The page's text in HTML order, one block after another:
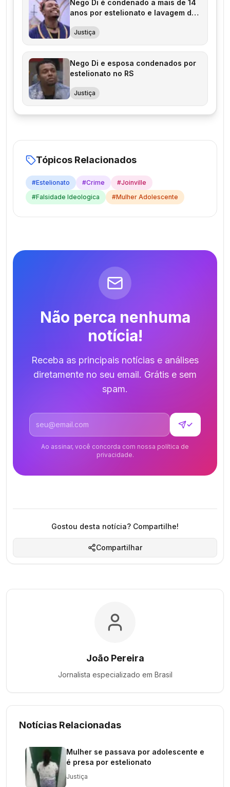
Nego Di é condenado a mais de 14
anos por estelionato e lavagem de
Justiça
Nego Di e esposa condenados por
estelionato no RS
Justiça
Tópicos Relacionados
#Estelionato #Crime #Joinville
#Falsidade Ideologica #Mulher Adolescente
Não perca nenhuma
notícia!
Receba as principais notícias e análises
diretamente no seu email. Grátis e sem
spam.
Endereço de email
✓
Ao assinar, você concorda com nossa política de
privacidade.
Gostou desta notícia? Compartilhe!
Compartilhar
João Pereira
Jornalista especializado em Brasil
Notícias Relacionadas
Mulher se passava por adolescente e
é presa por estelionato
Justiça